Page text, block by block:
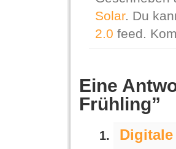
Solar. Du
2.0 feed.
Eine
Frühling”